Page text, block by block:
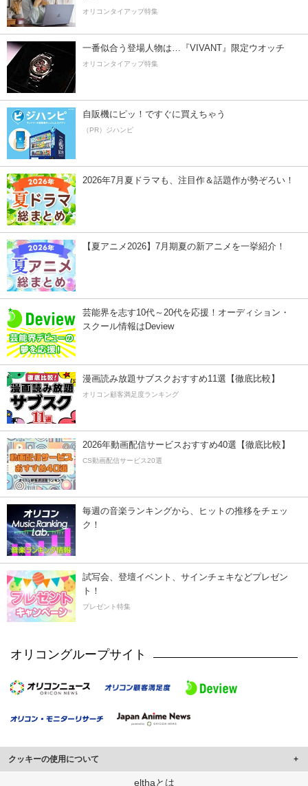
オリコンタイアップ特集
一番似合う登場人物は…『VIVANT』限定ウオッチ
オリコンタイアップ特集
自販機にピッ！ですぐに買えちゃう
（PR）ジハンピ
2026年7月夏ドラマも、注目作＆話題作が勢ぞろい！
【夏アニメ2026】7月期夏の新アニメを一挙紹介！
芸能界を志す10代～20代を応援！オーディション・
スクール情報はDeview
漫画読み放題サブスクおすすめ11選【徹底比較】
オリコン顧客満足度ランキング
2026年動画配信サービスおすすめ40選【徹底比較】
CS動画配信サービス20選
毎週の音楽ランキングから、ヒットの推移をチェッ
ク！
試写会、登壇イベント、サインチェキなどプレゼン
ト！
プレゼント特集
オリコングループサイト
クッキーの使用について
このサイトでは Cookie を使用して、ユーザーに合わせたコンテンツや広告の
elthaとは